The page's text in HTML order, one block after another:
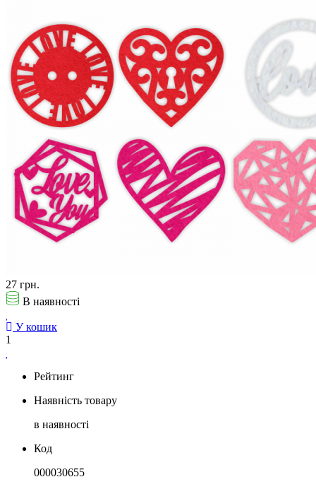
27 грн.
В наявності
У кошик
1
Рейтинг
Наявність товару
в наявності
Код
000030655